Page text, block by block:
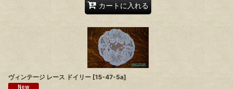
カートに入れる
ヴィンテージ レース ドイリー [15-47-5a]